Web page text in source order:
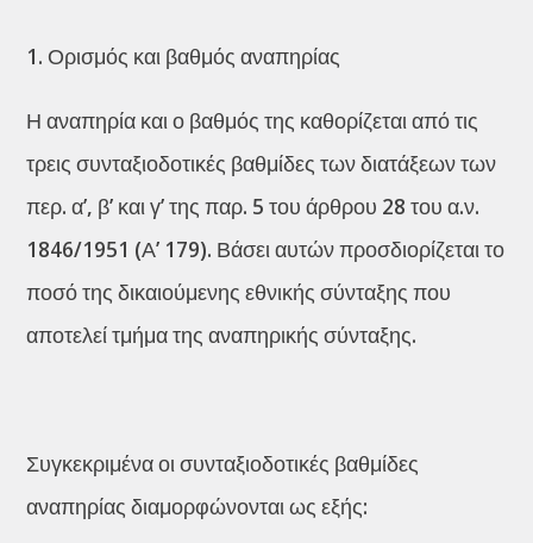
Ορισμός και βαθμός αναπηρίας
Η αναπηρία και ο βαθμός της καθορίζεται από τις
τρεις συνταξιοδοτικές βαθμίδες των διατάξεων των
περ. α’, β’ και γ’ της παρ. 5 του άρθρου 28 του α.ν.
1846/1951 (Α’ 179). Βάσει αυτών προσδιορίζεται το
ποσό της δικαιούμενης εθνικής σύνταξης που
αποτελεί τμήμα της αναπηρικής σύνταξης.
Συγκεκριμένα οι συνταξιοδοτικές βαθμίδες
αναπηρίας διαμορφώνονται ως εξής: